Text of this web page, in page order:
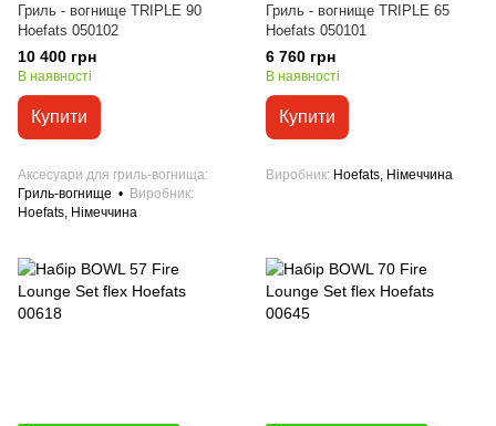
Гриль - вогнище TRIPLE 90
Hoefats 050102
10 400 грн
В наявності
Купити
Аксесуари для гриль-вогнища
Гриль-вогнище
Виробник
Hoefats, Німеччина
Гриль - вогнище TRIPLE 65
Hoefats 050101
6 760 грн
В наявності
Купити
Виробник Hoefats, Німеччина